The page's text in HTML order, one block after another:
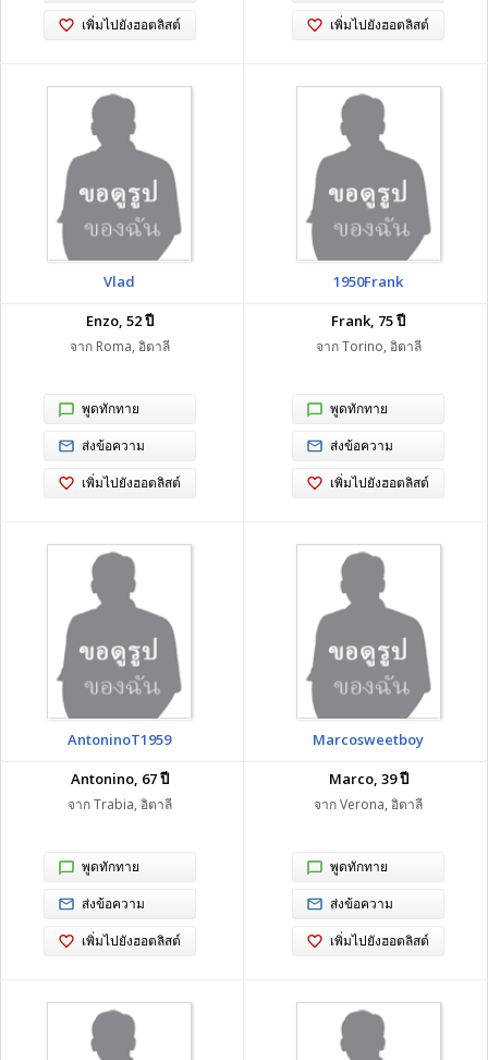
เพิ่มไปยังฮอตลิสต์ เพิ่มไปยังฮอตลิสต์
Vlad
Enzo, 52 ปี
จาก Roma, อิตาลี
พูดทักทาย
ส่งข้อความ
เพิ่มไปยังฮอตลิสต์
1950Frank
Frank, 75 ปี
จาก Torino, อิตาลี
พูดทักทาย
ส่งข้อความ
เพิ่มไปยังฮอตลิสต์
AntoninoT1959
Antonino, 67 ปี
จาก Trabia, อิตาลี
พูดทักทาย
ส่งข้อความ
เพิ่มไปยังฮอตลิสต์
Marcosweetboy
Marco, 39 ปี
จาก Verona, อิตาลี
พูดทักทาย
ส่งข้อความ
เพิ่มไปยังฮอตลิสต์